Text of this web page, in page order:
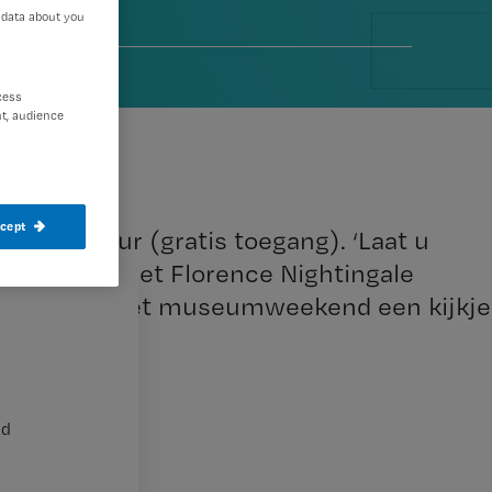
16.00 uur (gratis toegang). ‘Laat u
nodigt het Florence Nightingale
tijdens het museumweekend een kijkje
about you
audience